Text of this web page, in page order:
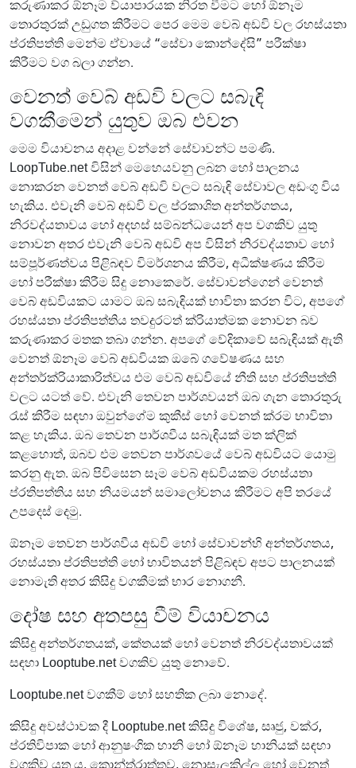
කරුණාකර ඕනෑම ව්යාපාරයක නිරත වීමට හෝ ඕනෑම
තොරතුරක් උඩුගත කිරීමට පෙර මෙම වෙබ් අඩවි වල රහස්යතා
ප්රතිපත්ති මෙන්ම ඒවායේ “සේවා කොන්දේසි” පරීක්ෂා
කිරීමට වග බලා ගන්න.
වෙනත් වෙබ් අඩවි වලට සබැඳි
වගකීමෙන් යුතුව ඔබ එවන
මෙම වියාචනය අදාළ වන්නේ සේවාවන්ට පමණි.
LoopTube.net විසින් මෙහෙයවනු ලබන හෝ පාලනය
නොකරන වෙනත් වෙබ් අඩවි වලට සබැඳි සේවාවල අඩංගු විය
හැකිය. එවැනි වෙබ් අඩවි වල ප්රකාශිත අන්තර්ගතය,
නිරවද්යතාවය හෝ අදහස් සම්බන්ධයෙන් අප වගකිව යුතු
නොවන අතර එවැනි වෙබ් අඩවි අප විසින් නිරවද්යතාව හෝ
සම්පූර්ණත්වය පිළිබඳව විමර්ශනය කිරීම, අධීක්ෂණය කිරීම
හෝ පරීක්ෂා කිරීම සිදු නොකෙරේ. සේවාවන්ගෙන් වෙනත්
වෙබ් අඩවියකට යාමට ඔබ සබැඳියක් භාවිතා කරන විට, අපගේ
රහස්යතා ප්රතිපත්තිය තවදුරටත් ක්රියාත්මක නොවන බව
කරුණාකර මතක තබා ගන්න. අපගේ වේදිකාවේ සබැඳියක් ඇති
වෙනත් ඕනෑම වෙබ් අඩවියක ඔබේ ගවේෂණය සහ
අන්තර්ක්රියාකාරිත්වය එම වෙබ් අඩවියේ නීති සහ ප්රතිපත්ති
වලට යටත් වේ. එවැනි තෙවන පාර්ශවයන් ඔබ ගැන තොරතුරු
රැස් කිරීම සඳහා ඔවුන්ගේම කුකීස් හෝ වෙනත් ක්රම භාවිතා
කළ හැකිය. ඔබ තෙවන පාර්ශවීය සබැඳියක් මත ක්ලික්
කළහොත්, ඔබව එම තෙවන පාර්ශවයේ වෙබ් අඩවියට යොමු
කරනු ඇත. ඔබ පිවිසෙන සෑම වෙබ් අඩවියකම රහස්යතා
ප්රතිපත්තිය සහ නියමයන් සමාලෝචනය කිරීමට අපි තරයේ
උපදෙස් දෙමු.
ඕනෑම තෙවන පාර්ශවීය අඩවි හෝ සේවාවන්හි අන්තර්ගතය,
රහස්යතා ප්රතිපත්ති හෝ භාවිතයන් පිළිබඳව අපට පාලනයක්
නොමැති අතර කිසිදු වගකීමක් භාර නොගනී.
දෝෂ සහ අතපසු වීම් වියාචනය
කිසිදු අන්තර්ගතයක්, කේතයක් හෝ වෙනත් නිරවද්යතාවයක්
සඳහා Looptube.net වගකිව යුතු නොවේ.
Looptube.net වගකීම් හෝ සහතික ලබා නොදේ.
කිසිදු අවස්ථාවක දී Looptube.net කිසිදු විශේෂ, සෘජු, වක්ර,
ප්රතිවිපාක හෝ ආනුෂංගික හානි හෝ ඕනෑම හානියක් සඳහා